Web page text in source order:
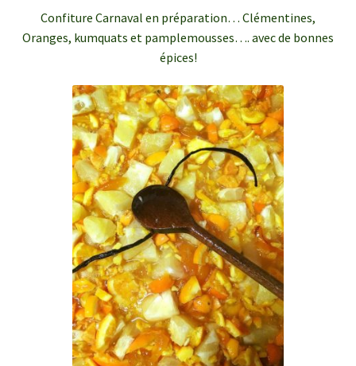
Confiture Carnaval en préparation… Clémentines,
Oranges, kumquats et pamplemousses…. avec de bonnes
épices!